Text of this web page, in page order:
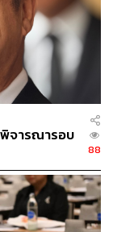
พิจารณารอบ
88